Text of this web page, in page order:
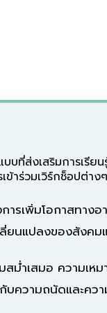
ส่งเสริมการเรียน
าร่วมเวิร์กช็อปต่า
ารเพิ่มโอกาสทา
นแปลงของสังคมแ
เสมอ ความเหม
วามถนัดและควา